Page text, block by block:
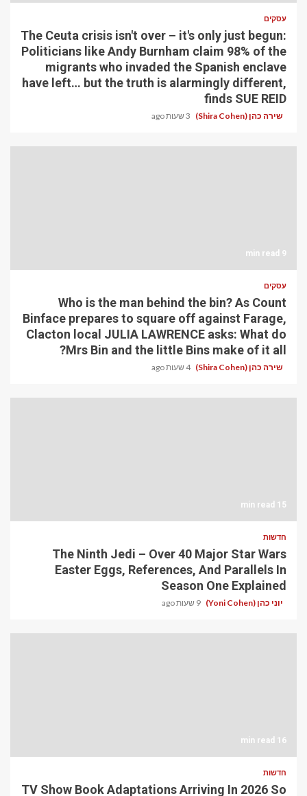
עסקים
The Ceuta crisis isn't over – it's only just begun:
Politicians like Andy Burnham claim 98% of the
migrants who invaded the Spanish enclave
have left… but the truth is alarmingly different,
finds SUE REID
שירה כהן (Shira Cohen) 3 שעות ago
9 min read
עסקים
Who is the man behind the bin? As Count
Binface prepares to square off against Farage,
Clacton local JULIA LAWRENCE asks: What do
Mrs Bin and the little Bins make of it all?
שירה כהן (Shira Cohen) 4 שעות ago
15 min read
חדשות
The Ninth Jedi – Over 40 Major Star Wars
Easter Eggs, References, And Parallels In
Season One Explained
יוני כהן (Yoni Cohen) 9 שעות ago
16 min read
חדשות
TV Show Book Adaptations Arriving In 2026 So